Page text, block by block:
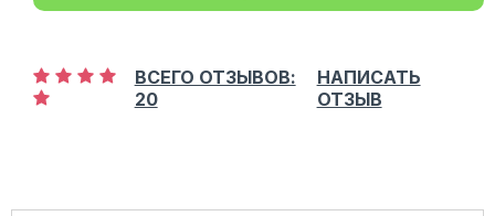
ВСЕГО ОТЗЫВОВ:
20
НАПИСАТЬ
ОТЗЫВ